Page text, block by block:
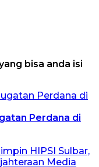
bisa anda isi
Perdana di